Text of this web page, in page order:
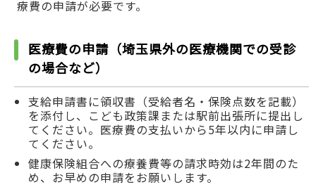
療費の申請が必要です。
医療費の申請（埼玉県外の医療機関での受診
の場合など）
支給申請書に領収書（受給者名・保険点数を記載）
を添付し、こども政策課または駅前出張所に提出し
てください。医療費の支払いから5年以内に申請し
てください。
健康保険組合への療養費等の請求時効は2年間のた
め、お早めの申請をお願いします。